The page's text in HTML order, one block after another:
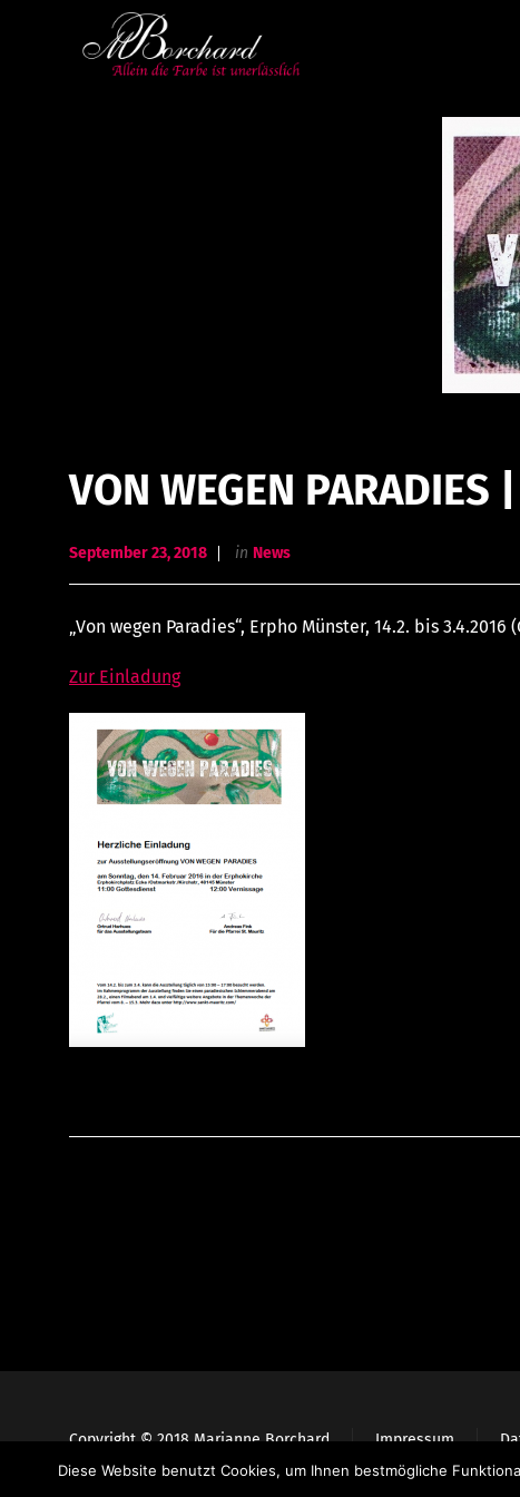
VON WEGEN PARADIES
September 23, 2018 in News
„Von wegen Paradies“, Erpho Münster, 14.2. bis 3.4.2016
Zur Einladung
Copyright © 2018 Marianne Borchard Impressum
Diese Website benutzt Cookies, um Ihnen bestmögliche